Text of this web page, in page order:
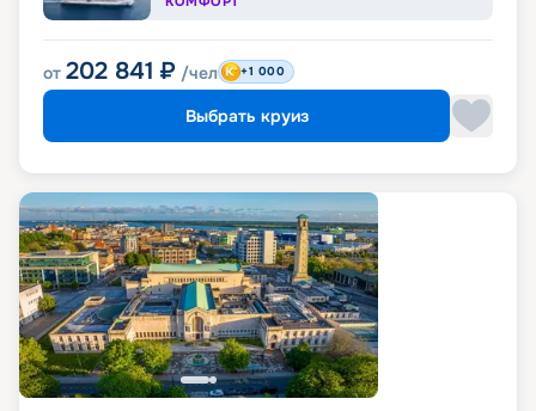
от 202 841 ₽ /чел +1 000
Выбрать круиз